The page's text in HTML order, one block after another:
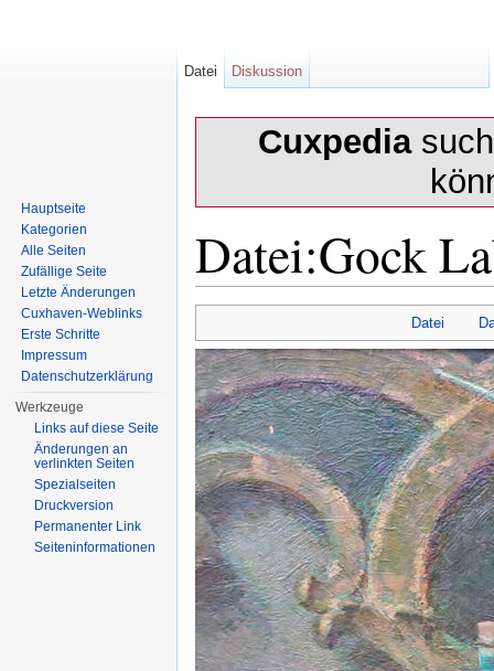
Cuxpedia
Datei:Gock
Datei
Datei Diskussion
Hauptseite
Kategorien
Alle Seiten
Zufällige Seite
Letzte Änderungen
Cuxhaven-Weblinks
Erste Schritte
Impressum
Datenschutzerklärung
Werkzeuge
Links auf diese Seite
Änderungen an
verlinkten Seiten
Spezialseiten
Druckversion
Permanenter Link
Seiten­informationen